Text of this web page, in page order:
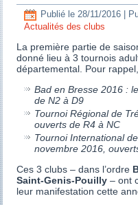
Publié le 28/11/2016
Actualités des clubs
La première partie de
donné lieu à 3 tournois
départemental. Pour
Bad en Bresse 2016 :
de N2 à D9
Tournoi Régional de
ouverts de R4 à NC
Tournoi International
novembre 2016,
Ces 3 clubs – dans l’ordre
Saint-Genis-Pouilly – ont
leur manifestation cette